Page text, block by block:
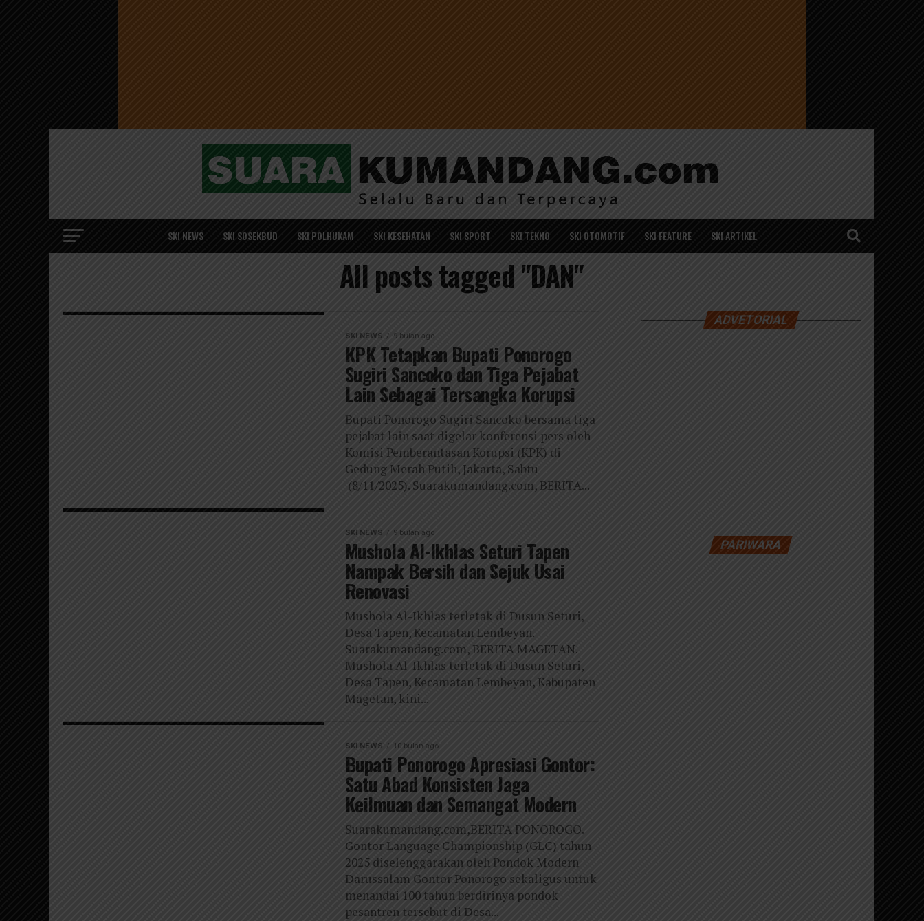
SKI NEWS SKI SOSEKBUD SKI POLHUKAM SKI KESEHATAN SKI SPORT SKI TEKNO SKI OTOMOTIF SKI FEATURE SKI ARTIKEL
All posts tagged "DAN"
SKI NEWS 9 bulan ago
KPK Tetapkan Bupati Ponorogo
Sugiri Sancoko dan Tiga Pejabat
Lain Sebagai Tersangka Korupsi
Bupati Ponorogo Sugiri Sancoko bersama tiga
pejabat lain saat digelar konferensi pers oleh
Komisi Pemberantasan Korupsi (KPK) di
Gedung Merah Putih, Jakarta, Sabtu
(8/11/2025). Suarakumandang.com, BERITA...
SKI NEWS 9 bulan ago
Mushola Al-Ikhlas Seturi Tapen
Nampak Bersih dan Sejuk Usai
Renovasi
Mushola Al-Ikhlas terletak di Dusun Seturi,
Desa Tapen, Kecamatan Lembeyan.
Suarakumandang.com, BERITA MAGETAN.
Mushola Al-Ikhlas terletak di Dusun Seturi,
Desa Tapen, Kecamatan Lembeyan, Kabupaten
Magetan, kini...
SKI NEWS 10 bulan ago
Bupati Ponorogo Apresiasi Gontor:
Satu Abad Konsisten Jaga
Keilmuan dan Semangat Modern
Suarakumandang.com,BERITA PONOROGO.
Gontor Language Championship (GLC) tahun
2025 diselenggarakan oleh Pondok Modern
Darussalam Gontor Ponorogo sekaligus untuk
menandai 100 tahun berdirinya pondok
pesantren tersebut di Desa...
ADVETORIAL
PARIWARA